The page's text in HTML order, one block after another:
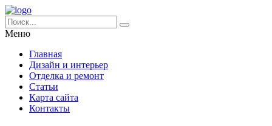
Меню
Главная
Дизайн и интерьер
Отделка и ремонт
Статьи
Карта сайта
Контакты